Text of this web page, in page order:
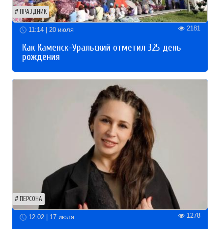
ПРАЗДНИК
11:14 | 20 июля 2181
Как Каменск-Уральский отметил 325 день
рождения
ПЕРСОНА
12:02 | 17 июля 1278